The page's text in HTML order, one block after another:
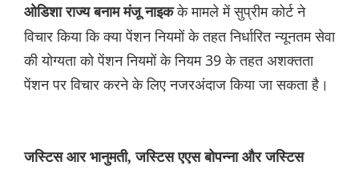
ओडिशा राज्य बनाम मंजू नाइकके मामले में सुप्रीम कोर्ट ने
विचार किया कि क्या पेंशन नियमों के तहत निर्धारित न्यूनतम सेवा
की योग्यता को पेंशन नियमों के नियम 39 के तहत अशक्तता
पेंशन पर विचार करने के लिए नजरअंदाज किया जा सकता है।
जस्टिस आर भानुमती, जस्टिस एएस बोपन्ना और जस्टिस